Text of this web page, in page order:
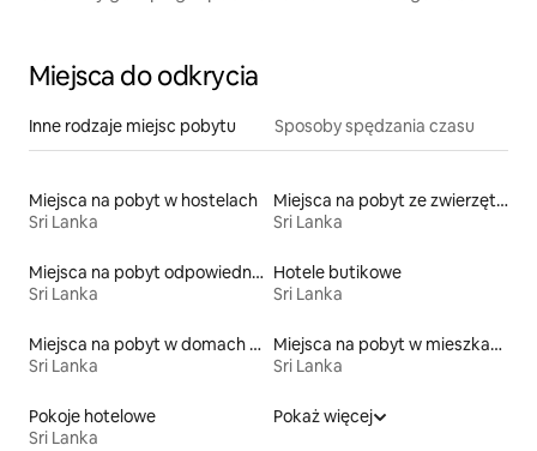
Miejsca do odkrycia
Inne rodzaje miejsc pobytu Sposoby spędzania czasu
Miejsca na pobyt w hostelach
Sri Lanka
Miejsca na pobyt ze zwierzętami
Sri Lanka
Miejsca na pobyt odpowiednie dla rodzin
Sri Lanka
Hotele butikowe
Sri Lanka
Miejsca na pobyt w domach wakacyjnych
Sri Lanka
Miejsca na pobyt w mieszkaniach
Sri Lanka
Pokoje hotelowe
Sri Lanka
Pokaż więcej